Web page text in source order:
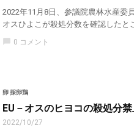
2022年11月8日、参議院農林水産委
オスひよこが殺処分数を確認したと
chat_bubble 0 コメント
卵 採卵鶏
EU－オスのヒヨコの殺処分
2022/10/27